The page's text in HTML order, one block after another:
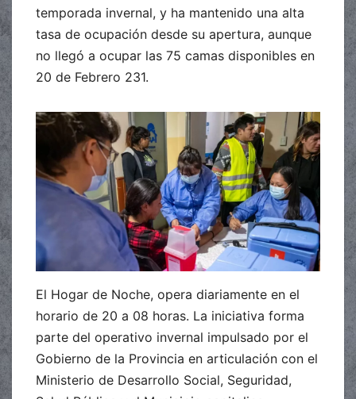
temporada invernal, y ha mantenido una alta
tasa de ocupación desde su apertura, aunque
no llegó a ocupar las 75 camas disponibles en
20 de Febrero 231.
El Hogar de Noche, opera diariamente en el
horario de 20 a 08 horas. La iniciativa forma
parte del operativo invernal impulsado por el
Gobierno de la Provincia en articulación con el
Ministerio de Desarrollo Social, Seguridad,